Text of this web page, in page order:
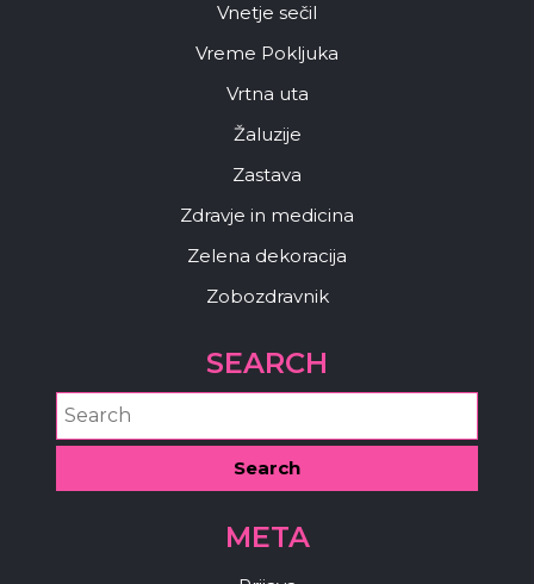
Vnetje sečil
Vreme Pokljuka
Vrtna uta
Žaluzije
Zastava
Zdravje in medicina
Zelena dekoracija
Zobozdravnik
SEARCH
META